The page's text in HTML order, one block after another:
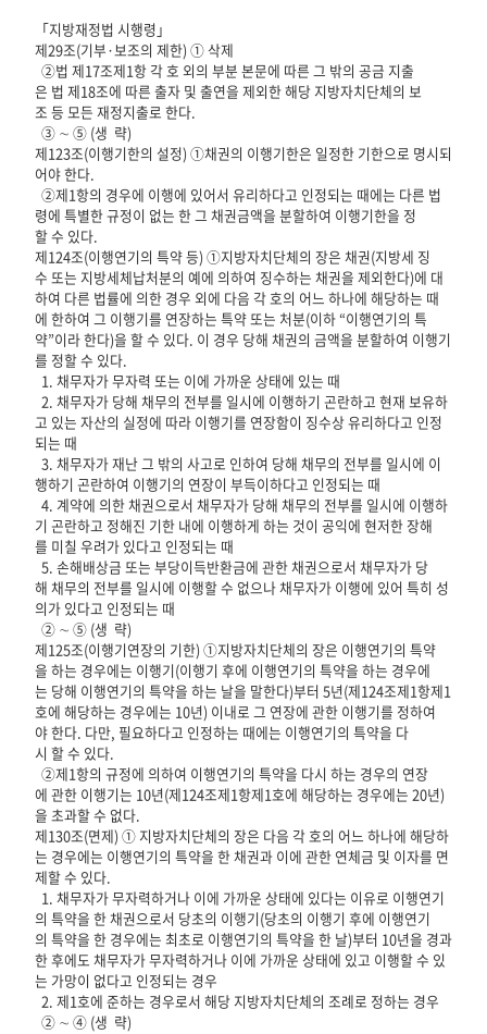
「지방재정법 시행령」
제29조(기부·보조의 제한) ① 삭제
②법 제17조제1항 각 호 외의 부분 본문에 따른 그 밖의 공금 지출
은 법 제18조에 따른 출자 및 출연을 제외한 해당 지방자치단체의 보
조 등 모든 재정지출로 한다.
③ ∼ ⑤ (생 략)
제123조(이행기한의 설정) ①채권의 이행기한은 일정한 기한으로 명시되
어야 한다.
②제1항의 경우에 이행에 있어서 유리하다고 인정되는 때에는 다른 법
령에 특별한 규정이 없는 한 그 채권금액을 분할하여 이행기한을 정
할 수 있다.
제124조(이행연기의 특약 등) ①지방자치단체의 장은 채권(지방세 징
수 또는 지방세체납처분의 예에 의하여 징수하는 채권을 제외한다)에 대
하여 다른 법률에 의한 경우 외에 다음 각 호의 어느 하나에 해당하는 때
에 한하여 그 이행기를 연장하는 특약 또는 처분(이하 “이행연기의 특
약”이라 한다)을 할 수 있다. 이 경우 당해 채권의 금액을 분할하여 이행기
를 정할 수 있다.
1. 채무자가 무자력 또는 이에 가까운 상태에 있는 때
2. 채무자가 당해 채무의 전부를 일시에 이행하기 곤란하고 현재 보유하
고 있는 자산의 실정에 따라 이행기를 연장함이 징수상 유리하다고 인정
되는 때
3. 채무자가 재난 그 밖의 사고로 인하여 당해 채무의 전부를 일시에 이
행하기 곤란하여 이행기의 연장이 부득이하다고 인정되는 때
4. 계약에 의한 채권으로서 채무자가 당해 채무의 전부를 일시에 이행하
기 곤란하고 정해진 기한 내에 이행하게 하는 것이 공익에 현저한 장해
를 미칠 우려가 있다고 인정되는 때
5. 손해배상금 또는 부당이득반환금에 관한 채권으로서 채무자가 당
해 채무의 전부를 일시에 이행할 수 없으나 채무자가 이행에 있어 특히 성
의가 있다고 인정되는 때
② ∼ ⑤ (생 략)
제125조(이행기연장의 기한) ①지방자치단체의 장은 이행연기의 특약
을 하는 경우에는 이행기(이행기 후에 이행연기의 특약을 하는 경우에
는 당해 이행연기의 특약을 하는 날을 말한다)부터 5년(제124조제1항제1
호에 해당하는 경우에는 10년) 이내로 그 연장에 관한 이행기를 정하여
야 한다. 다만, 필요하다고 인정하는 때에는 이행연기의 특약을 다
시 할 수 있다.
②제1항의 규정에 의하여 이행연기의 특약을 다시 하는 경우의 연장
에 관한 이행기는 10년(제124조제1항제1호에 해당하는 경우에는 20년)
을 초과할 수 없다.
제130조(면제) ① 지방자치단체의 장은 다음 각 호의 어느 하나에 해당하
는 경우에는 이행연기의 특약을 한 채권과 이에 관한 연체금 및 이자를 면
제할 수 있다.
1. 채무자가 무자력하거나 이에 가까운 상태에 있다는 이유로 이행연기
의 특약을 한 채권으로서 당초의 이행기(당초의 이행기 후에 이행연기
의 특약을 한 경우에는 최초로 이행연기의 특약을 한 날)부터 10년을 경과
한 후에도 채무자가 무자력하거나 이에 가까운 상태에 있고 이행할 수 있
는 가망이 없다고 인정되는 경우
2. 제1호에 준하는 경우로서 해당 지방자치단체의 조례로 정하는 경우
② ∼ ④ (생 략)